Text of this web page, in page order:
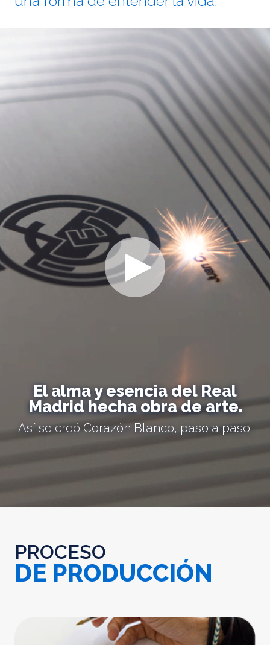
El alma y esencia del Real
Madrid hecha obra de arte.
Así se creó Corazón Blanco, paso a paso.
PROCESO
DE PRODUCCIÓN